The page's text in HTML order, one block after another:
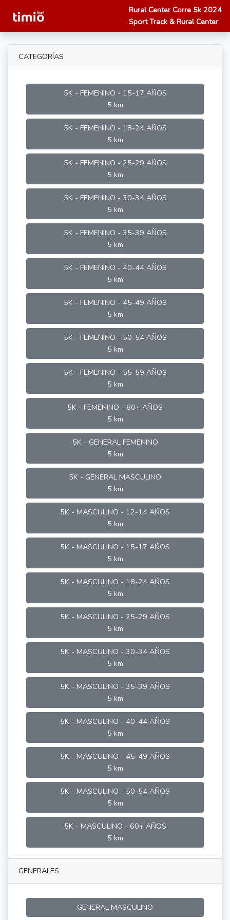
Rural Center Corre 5k 2024
Sport Track & Rural Center
CATEGORÍAS
5K - FEMENINO - 15-17 AÑOS
5 km
5K - FEMENINO - 18-24 AÑOS
5 km
5K - FEMENINO - 25-29 AÑOS
5 km
5K - FEMENINO - 30-34 AÑOS
5 km
5K - FEMENINO - 35-39 AÑOS
5 km
5K - FEMENINO - 40-44 AÑOS
5 km
5K - FEMENINO - 45-49 AÑOS
5 km
5K - FEMENINO - 50-54 AÑOS
5 km
5K - FEMENINO - 55-59 AÑOS
5 km
5K - FEMENINO - 60+ AÑOS
5 km
5K - GENERAL FEMENINO
5 km
5K - GENERAL MASCULINO
5 km
5K - MASCULINO - 12-14 AÑOS
5 km
5K - MASCULINO - 15-17 AÑOS
5 km
5K - MASCULINO - 18-24 AÑOS
5 km
5K - MASCULINO - 25-29 AÑOS
5 km
5K - MASCULINO - 30-34 AÑOS
5 km
5K - MASCULINO - 35-39 AÑOS
5 km
5K - MASCULINO - 40-44 AÑOS
5 km
5K - MASCULINO - 45-49 AÑOS
5 km
5K - MASCULINO - 50-54 AÑOS
5 km
5K - MASCULINO - 60+ AÑOS
5 km
GENERALES
GENERAL MASCULINO